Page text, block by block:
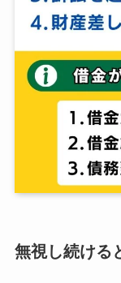
無視し続ける